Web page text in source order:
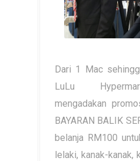
Dari 1 Mac
LuLu
mengadakan
BAYARAN BALIK
belanja RM100
lelaki, kanak-kanak,